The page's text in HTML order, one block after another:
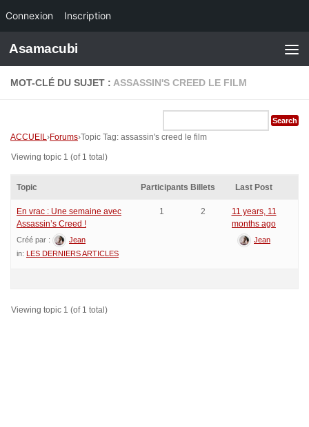
Connexion Inscription
Skip to content
Asamacubi
MOT-CLÉ DU SUJET : ASSASSIN'S CREED LE FILM
ACCUEIL›Forums›Topic Tag: assassin's creed le film
Viewing topic 1 (of 1 total)
Topic Participants Billets Last Post
En vrac : Une semaine avec
Assassin’s Creed !
Créé par :
Jean
in: LES DERNIERS ARTICLES
1 2
11 years, 11
months ago
Jean
Viewing topic 1 (of 1 total)